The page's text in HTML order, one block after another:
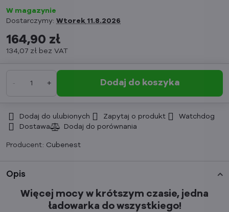
W magazynie
Dostarczymy: Wtorek 11.8.2026
164,90 zł
134,07 zł bez VAT
Dodaj do koszyka
Dodaj do ulubionych Zapytaj o produkt
Watchdog
Dostawa
Producent: Cubenest
Opis
Więcej mocy w krótszym czasie, jedna
ładowarka do wszystkiego!